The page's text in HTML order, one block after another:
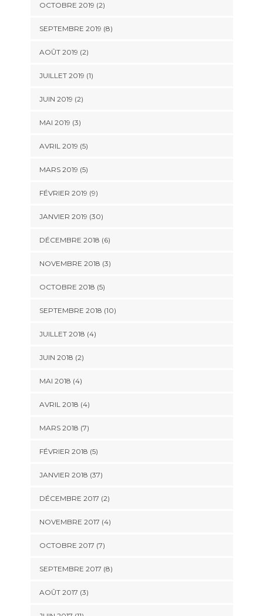
OCTOBRE 2019 (2)
SEPTEMBRE 2019 (8)
AOÛT 2019 (2)
JUILLET 2019 (1)
JUIN 2019 (2)
MAI 2019 (3)
AVRIL 2019 (5)
MARS 2019 (5)
FÉVRIER 2019 (9)
JANVIER 2019 (30)
DÉCEMBRE 2018 (6)
NOVEMBRE 2018 (3)
OCTOBRE 2018 (5)
SEPTEMBRE 2018 (10)
JUILLET 2018 (4)
JUIN 2018 (2)
MAI 2018 (4)
AVRIL 2018 (4)
MARS 2018 (7)
FÉVRIER 2018 (5)
JANVIER 2018 (37)
DÉCEMBRE 2017 (2)
NOVEMBRE 2017 (4)
OCTOBRE 2017 (7)
SEPTEMBRE 2017 (8)
AOÛT 2017 (3)